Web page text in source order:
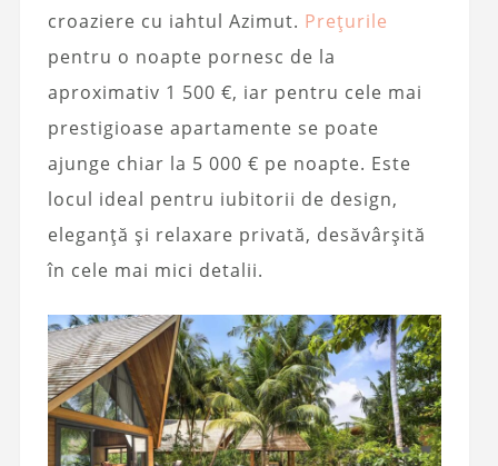
croaziere cu iahtul Azimut. Prețurile
pentru o noapte pornesc de la
aproximativ 1 500 €, iar pentru cele mai
prestigioase apartamente se poate
ajunge chiar la 5 000 € pe noapte. Este
locul ideal pentru iubitorii de design,
eleganță și relaxare privată, desăvârșită
în cele mai mici detalii.